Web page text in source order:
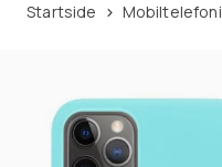
Startside Mobiltelefoni